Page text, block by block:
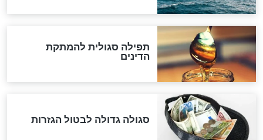
"מודה לקב"ה על כל השנים"
לכל המאמרים